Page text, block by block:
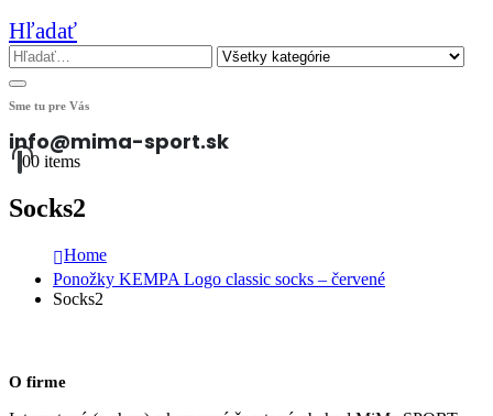
Hľadať
Sme tu pre Vás
info@mima-sport.sk
00 items
Socks2
Home
Ponožky KEMPA Logo classic socks – červené
Socks2
O firme